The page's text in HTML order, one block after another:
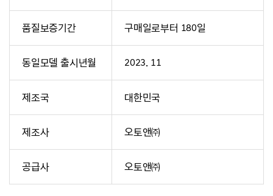
품질보증기간 구매일로부터 180일
동일모델 출시년월 2023. 11
제조국 대한민국
제조사 오토앤㈜
공급사 오토앤㈜